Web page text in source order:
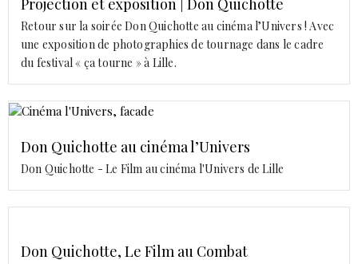
Retour sur la soirée Don Quichotte au cinéma l’Univers ! Avec
une exposition de photographies de tournage dans le cadre
du festival « ça tourne » à Lille.
Don Quichotte au cinéma l’Univers
Don Quichotte - Le Film au cinéma l'Univers de Lille
Don Quichotte, Le Film au Combat